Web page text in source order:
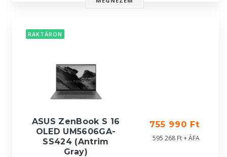
RAKTÁRON
ASUS ZenBook S 16
OLED UM5606GA-
SS424 (Antrim
Gray)
755 990 Ft
595 268 Ft + ÁFA